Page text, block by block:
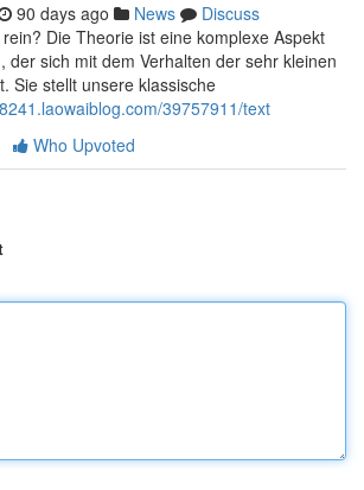
90 days ago News
Discuss
Die Theorie ist eine komplexe Aspekt
der sich mit dem Verhalten der sehr kleinen
Sie stellt unsere klassische
39757911/text
Who Upvoted